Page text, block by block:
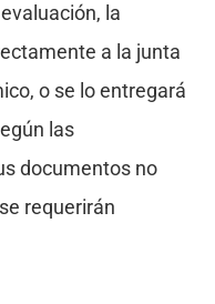
la
a la junta
o se lo entregará
las
documentos no
requerirán